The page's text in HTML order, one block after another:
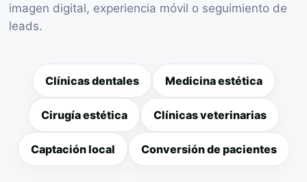
imagen digital, experiencia móvil o seguimiento de
leads.
Clínicas dentales Medicina estética
Cirugía estética Clínicas veterinarias
Captación local Conversión de pacientes